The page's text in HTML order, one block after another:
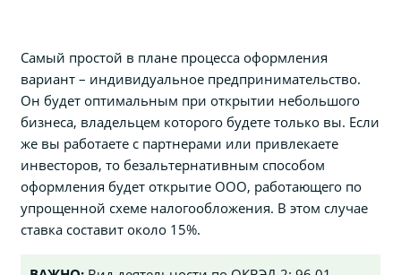
Самый простой в плане процесса оформления
вариант – индивидуальное предпринимательство.
Он будет оптимальным при открытии небольшого
бизнеса, владельцем которого будете только вы. Если
же вы работаете с партнерами или привлекаете
инвесторов, то безальтернативным способом
оформления будет открытие ООО, работающего по
упрощенной схеме налогообложения. В этом случае
ставка составит около 15%.